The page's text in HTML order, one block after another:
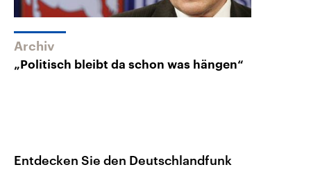
Archiv
„Politisch bleibt da schon was hängen“
Entdecken Sie den Deutschlandfunk